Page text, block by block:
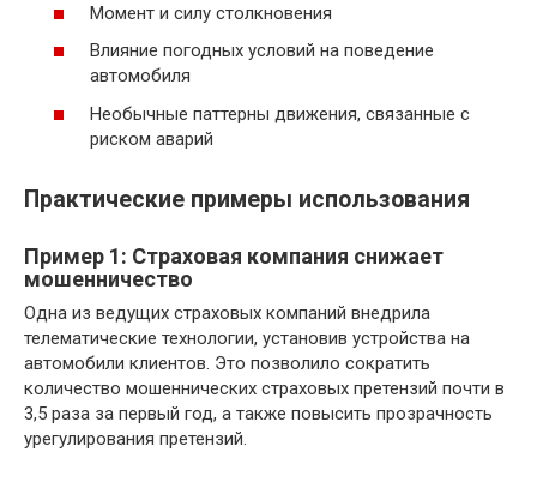
Момент и силу столкновения
Влияние погодных условий на поведение
автомобиля
Необычные паттерны движения, связанные с
риском аварий
Практические примеры использования
Пример 1: Страховая компания снижает
мошенничество
Одна из ведущих страховых компаний внедрила
телематические технологии, установив устройства на
автомобили клиентов. Это позволило сократить
количество мошеннических страховых претензий почти в
3,5 раза за первый год, а также повысить прозрачность
урегулирования претензий.